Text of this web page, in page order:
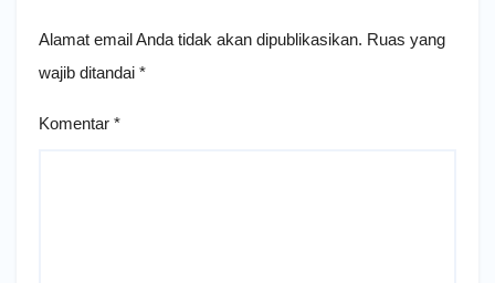
Alamat email Anda tidak akan dipublikasikan. Ruas yang
wajib ditandai *
Komentar *